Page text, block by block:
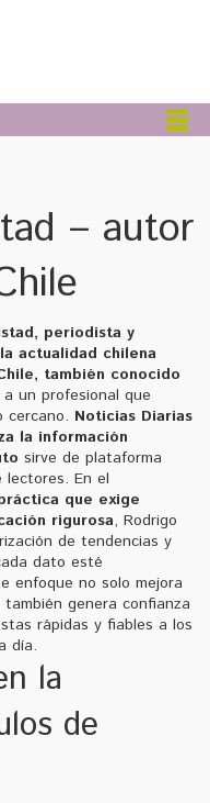
– autor
, periodista y
actualidad chilena
, también conocido
un profesional que
cercano. Noticias Diarias
la información
sirve de plataforma
lectores. En el
que exige
rigurosa, Rodrigo
de tendencias y
dato esté
enfoque no solo mejora
genera confianza
rápidas y fiables a los
día.
la
de